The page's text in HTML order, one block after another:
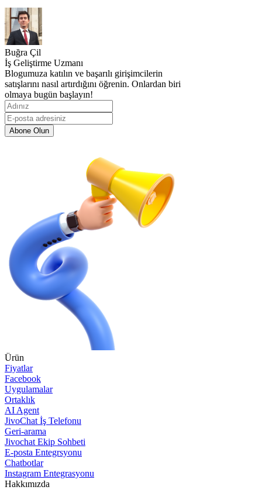
Buğra Çil
İş Geliştirme Uzmanı
Blogumuza katılın ve başarılı girişimcilerin
satışlarını nasıl artırdığını öğrenin. Onlardan biri
olmaya bugün başlayın!
Abone Olun
Ürün
Fiyatlar
Facebook
Uygulamalar
Ortaklık
AI Agent
JivoChat İş Telefonu
Geri-arama
Jivochat Ekip Sohbeti
E-posta Entegrsyonu
Chatbotlar
Instagram Entegrasyonu
Hakkımızda